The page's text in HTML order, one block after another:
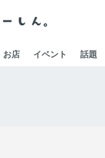
お店 イベント 話題